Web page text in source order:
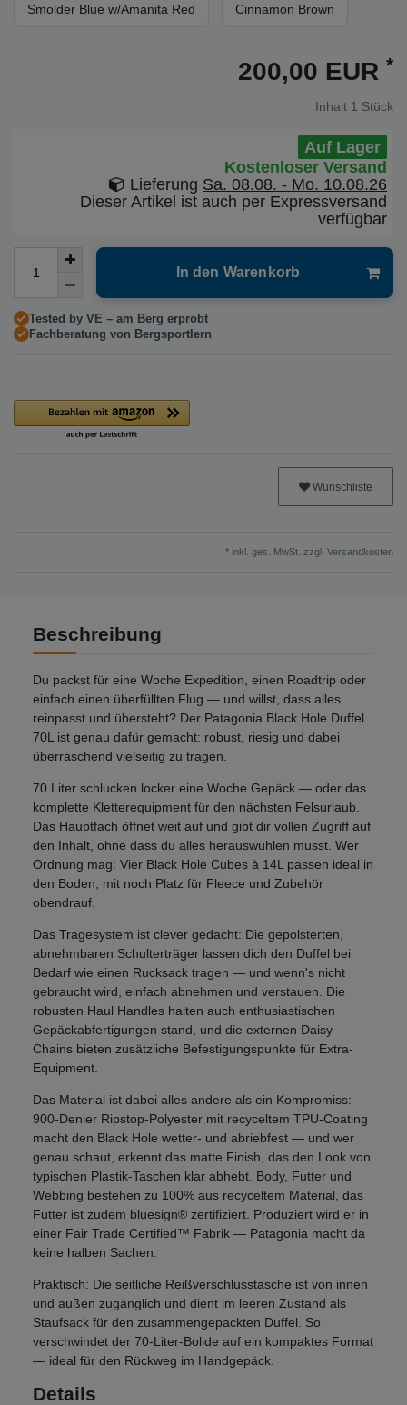
Smolder Blue w/Amanita Red Cinnamon Brown
200,00 EUR *
Inhalt 1 Stück
Auf Lager
Kostenloser Versand
Lieferung Sa. 08.08. - Mo. 10.08.26
Dieser Artikel ist auch per Expressversand
verfügbar
In den Warenkorb
Tested by VE – am Berg erprobt
Fachberatung von Bergsportlern
Wunschliste
* inkl. ges. MwSt. zzgl. Versandkosten
Beschreibung
Du packst für eine Woche Expedition, einen Roadtrip oder
einfach einen überfüllten Flug — und willst, dass alles
reinpasst und übersteht? Der Patagonia Black Hole Duffel
70L ist genau dafür gemacht: robust, riesig und dabei
überraschend vielseitig zu tragen.
70 Liter schlucken locker eine Woche Gepäck — oder das
komplette Kletterequipment für den nächsten Felsurlaub.
Das Hauptfach öffnet weit auf und gibt dir vollen Zugriff auf
den Inhalt, ohne dass du alles herauswühlen musst. Wer
Ordnung mag: Vier Black Hole Cubes à 14L passen ideal in
den Boden, mit noch Platz für Fleece und Zubehör
obendrauf.
Das Tragesystem ist clever gedacht: Die gepolsterten,
abnehmbaren Schulterträger lassen dich den Duffel bei
Bedarf wie einen Rucksack tragen — und wenn's nicht
gebraucht wird, einfach abnehmen und verstauen. Die
robusten Haul Handles halten auch enthusiastischen
Gepäckabfertigungen stand, und die externen Daisy
Chains bieten zusätzliche Befestigungspunkte für Extra-
Equipment.
Das Material ist dabei alles andere als ein Kompromiss:
900-Denier Ripstop-Polyester mit recyceltem TPU-Coating
macht den Black Hole wetter- und abriebfest — und wer
genau schaut, erkennt das matte Finish, das den Look von
typischen Plastik-Taschen klar abhebt. Body, Futter und
Webbing bestehen zu 100% aus recyceltem Material, das
Futter ist zudem bluesign® zertifiziert. Produziert wird er in
einer Fair Trade Certified™ Fabrik — Patagonia macht da
keine halben Sachen.
Praktisch: Die seitliche Reißverschlusstasche ist von innen
und außen zugänglich und dient im leeren Zustand als
Staufsack für den zusammengepackten Duffel. So
verschwindet der 70-Liter-Bolide auf ein kompaktes Format
— ideal für den Rückweg im Handgepäck.
Details